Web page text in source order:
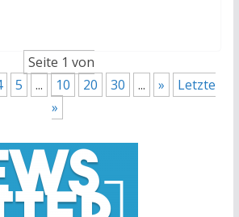
Seite 1 von
5 ... 10 20 30 ... »
Letzte
»